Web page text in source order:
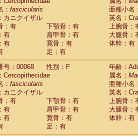
： fascicularis
亜種小名
カニクイザル
英名：
：有
下顎骨：有
上腕骨：
有
肩甲骨：有
大腿骨：
有
寛骨：有
体幹：有
足：有
号：00068
性別：F
年齢：
Cercopithecidae
属名：
： fascicularis
亜種小名
カニクイザル
英名：
：有
下顎骨：有
上腕骨：
有
肩甲骨：有
大腿骨：
有
寛骨：有
体幹：有
足：有